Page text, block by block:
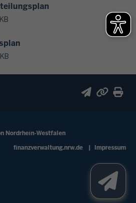
Nordrhein-Westfalen
finanzverwaltung.nrw.de Impressum